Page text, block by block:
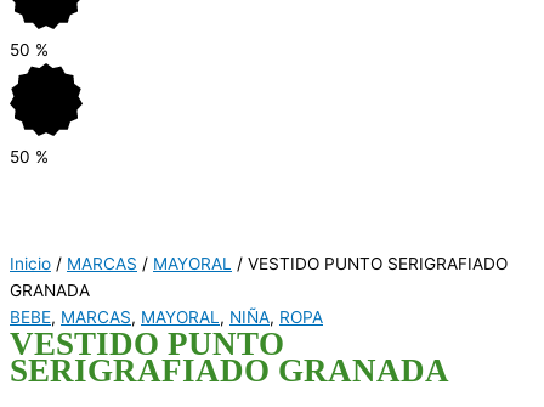
50 %
50 %
Inicio / MARCAS / MAYORAL
/ VESTIDO PUNTO SERIGRAFIADO
GRANADA
BEBE, MARCAS, MAYORAL , NIÑA, ROPA
VESTIDO PUNTO
SERIGRAFIADO GRANADA